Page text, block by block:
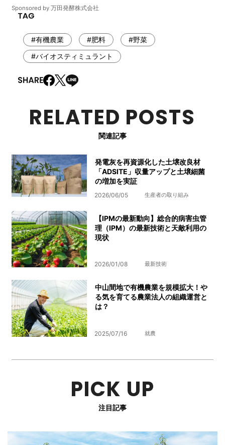
Sponsored by 万田発酵株式会社
#有機農業 #肥料
#野菜
#バイオスティミュラント
RELATED POSTS
関連記事
発電灰を再資源化した土壌改良材
「ADSITE」収量アップと土壌細菌
の増加を実証
2026/06/05 生産者の取り組み
【IPMの最新動向】総合的病害虫管
理（IPM）の最新技術と天敵利用の
現状
2026/01/08 最新技術
中山間地で有機農業を規模拡大！や
る気を育てる農業法人の組織運営と
は？
2025/07/16 就農
PICK UP
注目記事